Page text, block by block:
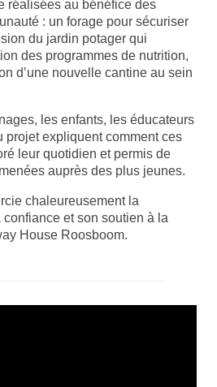
réalisées au bénéfice des
: un forage pour sécuriser
du jardin potager qui
des programmes de nutrition,
d’une nouvelle cantine au sein
les enfants, les éducateurs
projet expliquent comment ces
leur quotidien et permis de
auprès des plus jeunes.
chaleureusement la
et son soutien à la
House Roosboom.